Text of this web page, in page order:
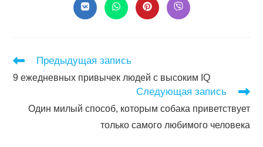
Открывается
в
Открывается
в
Открывается
в
Открывается
в
Читать
статьи
Предыдущая запись
9 ежедневных привычек людей с высоким IQ
Следующая запись
Один милый способ, которым собака приветствует
только самого любимого человека